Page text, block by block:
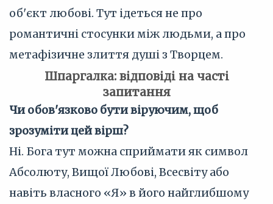
об'єкт любові. Тут ідеться не про
романтичні стосунки між людьми, а про
метафізичне злиття душі з Творцем.
Шпаргалка: відповіді на часті
запитання
Чи обов'язково бути віруючим, щоб
зрозуміти цей вірш?
Ні. Бога тут можна сприймати як символ
Абсолюту, Вищої Любові, Всесвіту або
навіть власного «Я» в його найглибшому